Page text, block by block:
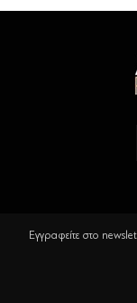
Εγγραφείτε στο